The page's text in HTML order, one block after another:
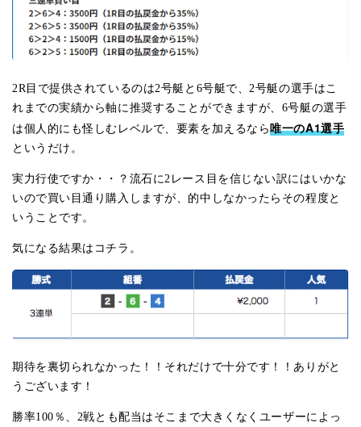
2R目で提供されているのは2号艇と6号艇で、2号艇の選手はこ
れまでの実績から軸に推奨することができますが、6号艇の選手
は個人的にも怪しむレベルで、要素を加えるなら唯一のA1選手
というだけ。
実力行使ですか・・？流石に2レース目を信じない訳にはいかな
いので買い目通り購入しますが、的中しなかったらその程度と
いうことです。
気になる結果はコチラ。
期待を裏切られなかった！！それだけで十分です！！ありがと
うございます！
勝率100％、2戦とも配当はそこまで大きくなくユーザーによっ